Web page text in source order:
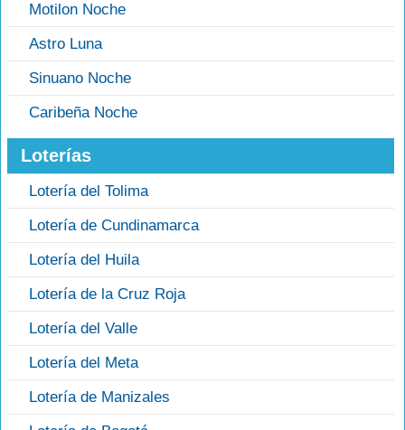
Motilon Noche
Astro Luna
Sinuano Noche
Caribeña Noche
Loterías
Lotería del Tolima
Lotería de Cundinamarca
Lotería del Huila
Lotería de la Cruz Roja
Lotería del Valle
Lotería del Meta
Lotería de Manizales